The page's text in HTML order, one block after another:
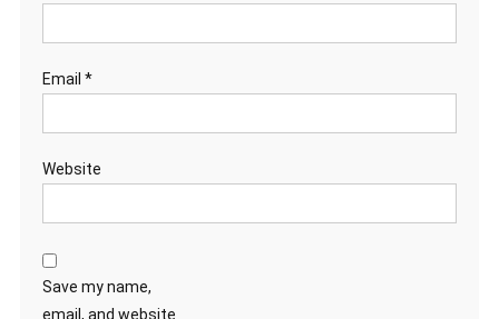
Email *
Website
Save my name,
email, and website